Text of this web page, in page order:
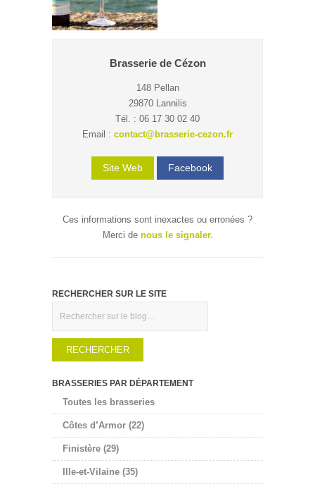
Brasserie de Cézon
148 Pellan
29870 Lannilis
Tél. : 06 17 30 02 40
Email : contact@brasserie-cezon.fr
Site Web Facebook
Ces informations sont inexactes ou erronées ?
Merci de nous le signaler.
RECHERCHER SUR LE SITE
BRASSERIES PAR DÉPARTEMENT
Toutes les brasseries
Côtes d’Armor (22)
Finistère (29)
Ille-et-Vilaine (35)